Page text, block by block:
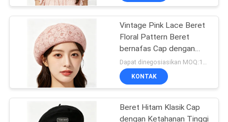
KASUS
SITEMAP
PRIVACY
POLICY
Vintage Pink Lace Beret
Floral Pattern Beret
bernafas Cap dengan
dan Elegant Daily & Party
Headwear
Dapat dinegosiasikan MOQ:100PCS
KONTAK
Beret Hitam Klasik Cap
dengan Ketahanan Tinggi